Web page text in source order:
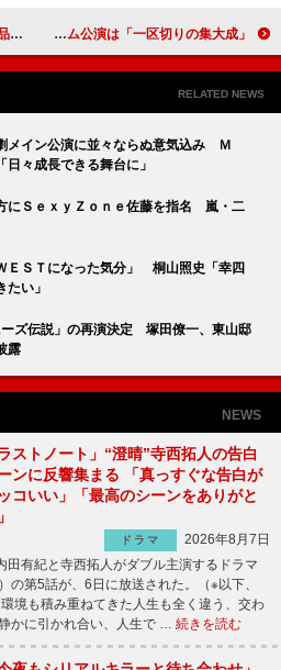
」 乃木坂４６、共演の犬猫にメロメロ 秋元真夏、初の東京ドーム公演は「一区切りの集大成」
RELATED NEWS
メイン公演に並々ならぬ意気込み Ｍ
日々成長できる舞台に」
にＳｅｘｙＺｏｎｅ佐藤を指名 嵐・二
ＥＳＴになった気分」 桐山照史「幸四
い」
ーズ伝説」の再演決定 塚田僚一、東山邸
露
NEWS
ラストノート」“澄晴”寺西拓人の告白
ンに反響集まる 「真っすぐな告白が
コいい」「最高のシーンをありがと
ドラマ
2026年8月7日
田有紀と寺西拓人がダブル主演するドラマ
の第5話が、6日に放送された。（※以下、
境も積み重ねてきた人生も全く違う、交わ
かに引かれ合い、人生で … 続きを読む